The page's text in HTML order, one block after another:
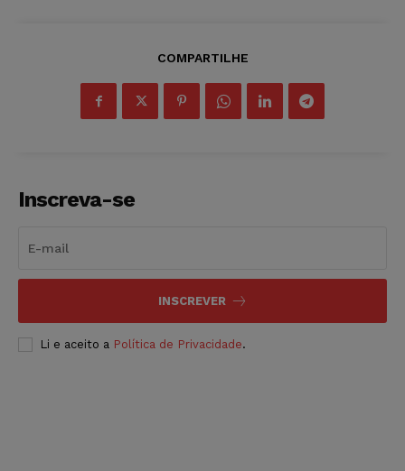
COMPARTILHE
Inscreva-se
INSCREVER
Li e aceito a Política de Privacidade.